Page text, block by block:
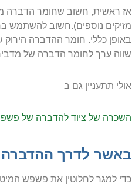
אז ראשית, חשוב שחומר הדברה
מזיקים נוספים).חשוב להשתמש
באופן כללי. חומר ההדברה הירוק
שווה ערך לחומר הדברה של
אולי תתעניין גם ב
השכרה של ציוד להדברה של
באשר לדרך
כדי למגר לחלוטין את פשפש